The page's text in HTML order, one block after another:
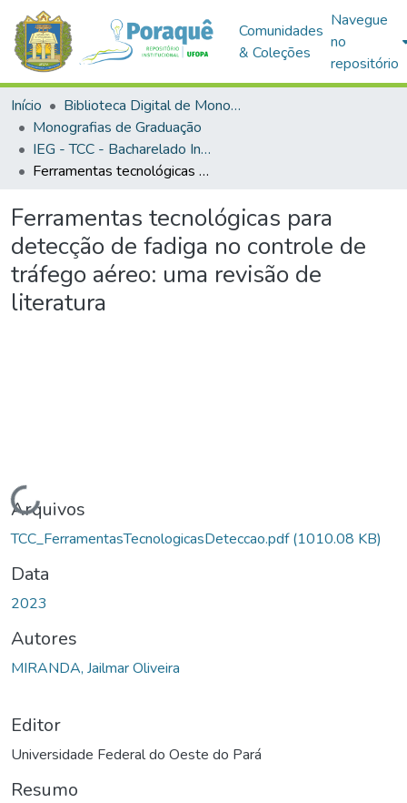
Comunidades
& Coleções
Navegue
no
repositório
Início
Biblioteca Digital de Monografias (BDM)
Monografias de Graduação
IEG - TCC - Bacharelado Interdisciplinar em Ciência e Tecnologia
Ferramentas tecnológicas para detecção de fadiga no controle de tráfego aéreo: uma revisão de literatura
Ferramentas tecnológicas para
detecção de fadiga no controle de
tráfego aéreo: uma revisão de
literatura
Carregando...
Arquivos
TCC_FerramentasTecnologicasDeteccao.pdf(1010.08 KB)
Data
2023
Autores
MIRANDA, Jailmar Oliveira
Editor
Universidade Federal do Oeste do Pará
Resumo